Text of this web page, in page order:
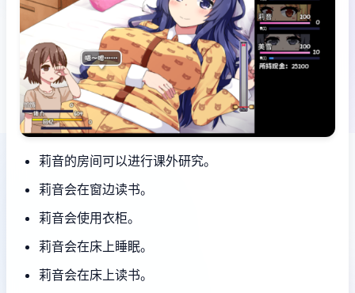
莉音的房间可以进行课外研究。
莉音会在窗边读书。
莉音会使用衣柜。
莉音会在床上睡眠。
莉音会在床上读书。